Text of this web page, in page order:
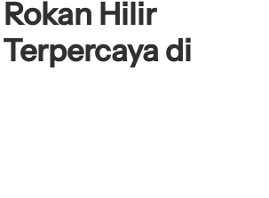
Hilir
di